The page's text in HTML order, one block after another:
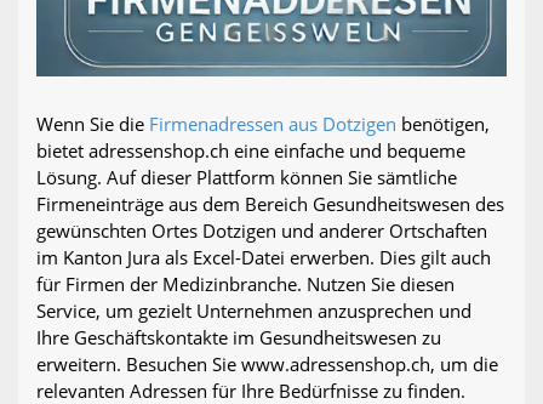
Wenn Sie die Firmenadressen aus Dotzigen benötigen,
bietet adressenshop.ch eine einfache und bequeme
Lösung. Auf dieser Plattform können Sie sämtliche
Firmeneinträge aus dem Bereich Gesundheitswesen des
gewünschten Ortes Dotzigen und anderer Ortschaften
im Kanton Jura als Excel-Datei erwerben. Dies gilt auch
für Firmen der Medizinbranche. Nutzen Sie diesen
Service, um gezielt Unternehmen anzusprechen und
Ihre Geschäftskontakte im Gesundheitswesen zu
erweitern. Besuchen Sie www.adressenshop.ch, um die
relevanten Adressen für Ihre Bedürfnisse zu finden.